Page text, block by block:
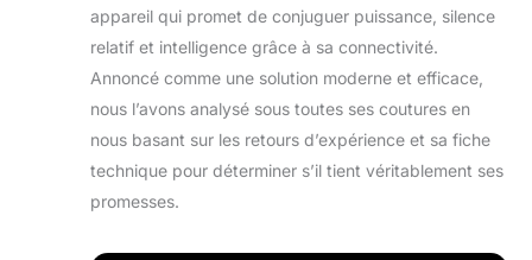
appareil qui promet de conjuguer puissance, silence
relatif et intelligence grâce à sa connectivité.
Annoncé comme une solution moderne et efficace,
nous l’avons analysé sous toutes ses coutures en
nous basant sur les retours d’expérience et sa fiche
technique pour déterminer s’il tient véritablement ses
promesses.